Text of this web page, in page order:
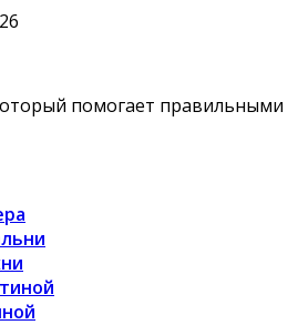
помогает правильными